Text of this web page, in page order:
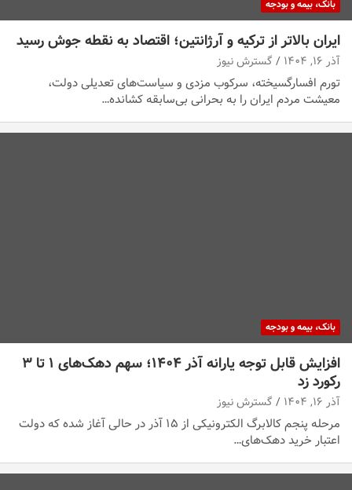
بانک، بیمه و بودجه
ایران بالاتر از ترکیه و آرژانتین؛ اقتصاد به نقطه جوش رسید
آذر ۱۶, ۱۴۰۴ گسترش نیوز
تورم افسارگسیخته، سرکوب مزدی و سیاست‌های تعدیلی دولت،
معیشت مردم ایران را به بحرانی بی‌سابقه کشانده…
بانک، بیمه و بودجه
افزایش قابل توجه یارانه آذر ۱۴۰۴؛ سهم دهک‌های ۱ تا ۳
رکورد زد
آذر ۱۶, ۱۴۰۴ گسترش نیوز
مرحله پنجم کالابرگ الکترونیکی از ۱۵ آذر در حالی آغاز شده که دولت
اعتبار خرید دهک‌های…